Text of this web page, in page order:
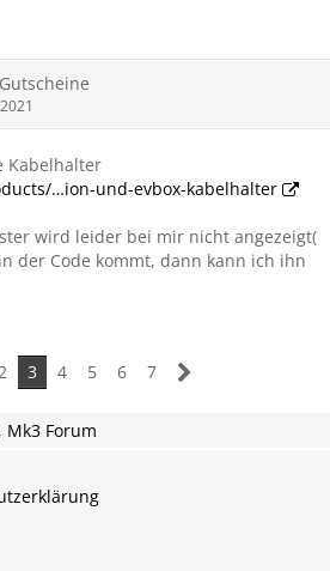
Kabelhalter
…ion-und-evbox-kabelhalter
wird leider bei mir nicht angezeigt(
der Code kommt, dann kann ich ihn
3 4 5 6 7
Mk3 Forum